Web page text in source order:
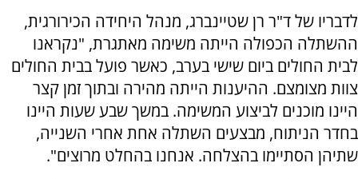
לדבריו של ד"ר רן שטיינברג, מנהל היחידה הכירורגית,
ההשתלה הכפולה הייתה משימה מאתגרת, "נקראנו
לבית החולים ביום שישי בערב, כאשר פועל בבית החולים
צוות מצומצם. ההיענות הייתה מהירה ובתוך זמן קצר
היינו מוכנים לביצוע המשימה. במשך שבע שעות היינו
בחדר הניתוח, מבצעים השתלה אחת אחרי השנייה,
שתיהן הסתיימו בהצלחה. אנחנו בהחלט מרוצים".